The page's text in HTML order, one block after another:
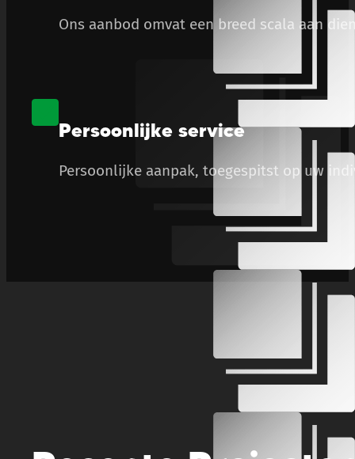
Ons aanbod omvat een breed scala aan
Persoonlijke service
Persoonlijke aanpak, toegespitst op uw